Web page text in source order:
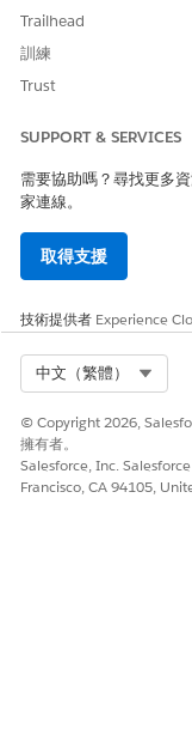
Trailhead
訓練
Trust
SUPPORT & SERVICES
需要協助嗎？尋找更多
家連線。
取得支援
技術提供者 Experience
中文（繁體）
© Copyright 2026,
擁有者。
Salesforce, Inc.
Francisco, CA 94105,